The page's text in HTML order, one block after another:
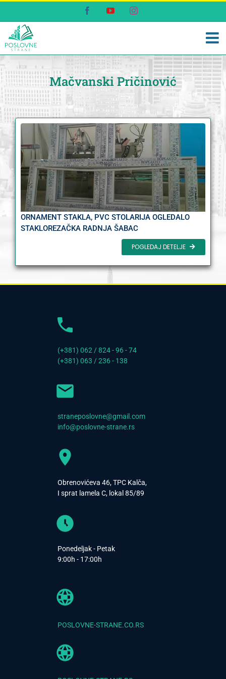
content
FacebookYouTubeInstagram
Mačvanski Pričinović
ORNAMENT STAKLA, PVC STOLARIJA OGLEDALO
STAKLOREZAČKA RADNJA ŠABAC
POGLEDAJ DETELJE
(+381) 062 / 824 - 96 - 74
(+381) 063 / 236 - 138
straneposlovne@gmail.com
info@poslovne-strane.rs
Obrenovićeva 46, TPC Kalča,
I sprat lamela C, lokal 85/89
Ponedeljak - Petak
9:00h - 17:00h
POSLOVNE-STRANE.CO.RS